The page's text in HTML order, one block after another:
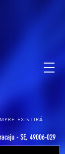
EXISTIRÁ
- SE, 49006-029